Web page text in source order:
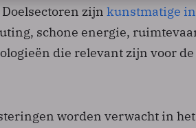
zijn kunstmatige
schone energie,
die relevant zijn voor
worden verwacht in